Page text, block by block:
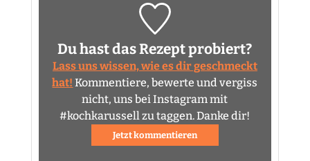
Du hast das Rezept probiert?
Lass uns wissen, wie es dir geschmeckt
hat! Kommentiere, bewerte und vergiss
nicht, uns bei Instagram mit
#kochkarussell zu taggen. Danke dir!
Jetzt kommentieren